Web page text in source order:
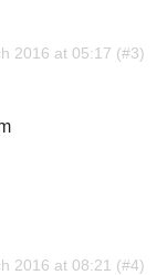
2016 at 05:17
2016 at 08:21